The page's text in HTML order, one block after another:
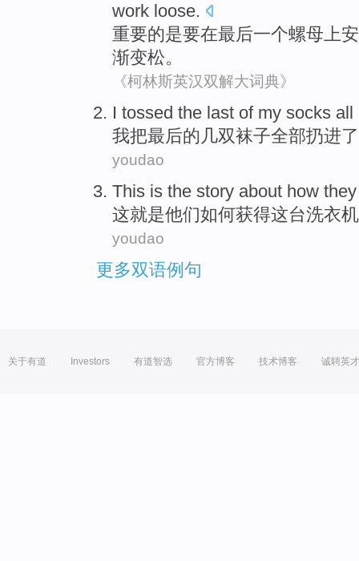
work loose.
重要的是要在最后一个螺母上
渐变松。
《柯林斯英汉双解大词典》
I tossed the last of my socks all
我把最后的 几双袜子全部扔进了
youdao
This is the story about how they
这就是他们如何获得这台洗衣机
youdao
更多双语例句
关于有道 Investors 有道智选 官方博客 技术博客 诚聘英才